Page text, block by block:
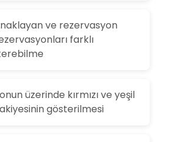
ve rezervasyon
farklı
üzerinde kırmızı ve yeşil
gösterilmesi